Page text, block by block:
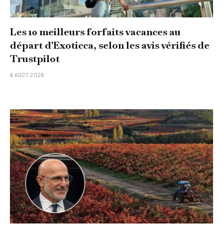
Les 10 meilleurs forfaits vacances au
départ d'Exoticca, selon les avis vérifiés de
Trustpilot
6 AOÛT 2026